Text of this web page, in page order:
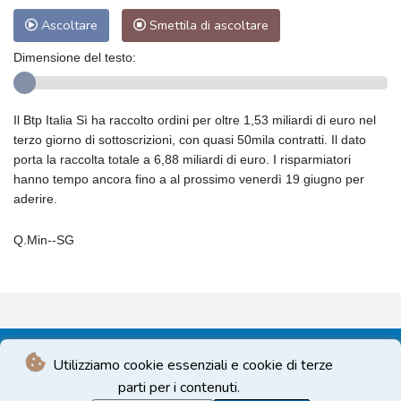
Utilizziamo cookie essenziali e cookie di terze
parti per i contenuti.
Ascoltare Smettila di ascoltare
Dimensione del testo:
Il Btp Italia Sì ha raccolto ordini per oltre 1,53 miliardi di euro nel
terzo giorno di sottoscrizioni, con quasi 50mila contratti. Il dato
porta la raccolta totale a 6,88 miliardi di euro. I risparmiatori
hanno tempo ancora fino a al prossimo venerdì 19 giugno per
aderire.
Q.Min--SG